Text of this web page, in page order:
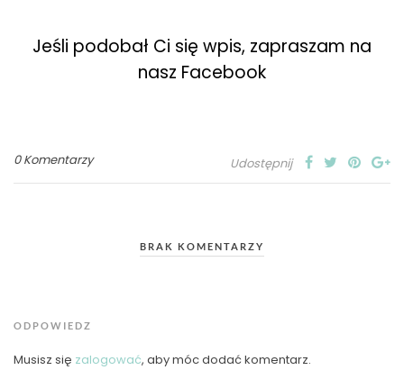
Jeśli podobał Ci się wpis, zapraszam na
nasz Facebook
0 Komentarzy Udostępnij
BRAK KOMENTARZY
ODPOWIEDZ
Musisz się zalogować, aby móc dodać komentarz.